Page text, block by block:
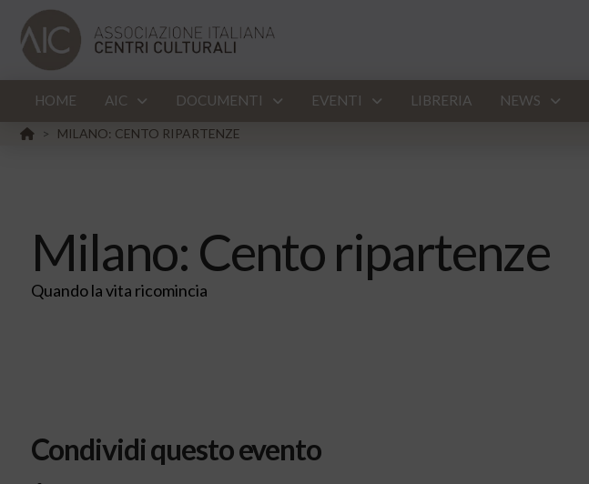
HOME AIC DOCUMENTI EVENTI LIBRERIA NEWS
HOME
> MILANO: CENTO RIPARTENZE
Milano: Cento ripartenze
Quando la vita ricomincia
Condividi questo evento